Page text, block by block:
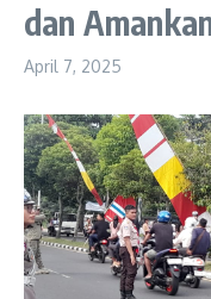
dan
April 7, 2025